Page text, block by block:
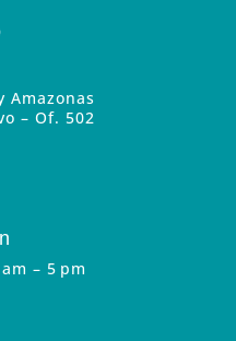
Amazonas
– Of. 502
– 5 pm